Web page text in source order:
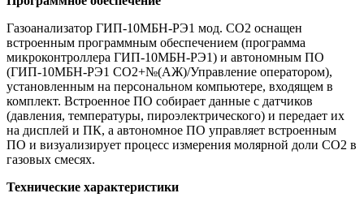
Газоанализатор ГИП-10МБН-РЭ1 мод. СО2 оснащен
встроенным программным обеспечением (программа
микроконтроллера ГИП-10МБН-РЭ1) и автономным ПО
(ГИП-10МБН-РЭ1 СО2+№(АЖ)/Управление оператором),
установленным на персональном компьютере, входящем в
комплект. Встроенное ПО собирает данные с датчиков
(давления, температуры, пироэлектрического) и передает их
на дисплей и ПК, а автономное ПО управляет встроенным
ПО и визуализирует процесс измерения молярной доли CO2 в
газовых смесях.
Технические характеристики